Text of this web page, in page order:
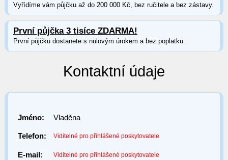
Vyřídíme vám půjčku až do 200 000 Kč, bez ručitele a bez zástavy.
První půjčka 3 tisíce ZDARMA!
První půjčku dostanete s nulovým úrokem a bez poplatku.
Kontaktní údaje
Jméno: Vladěna
Telefon: Viditelné pro přihlášené poskytovatele
E-mail: Viditelné pro přihlášené poskytovatele